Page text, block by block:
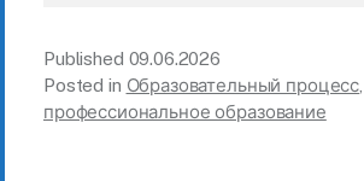
Published 09.06.2026
Posted in Образовательный процесс
профессиональное образование